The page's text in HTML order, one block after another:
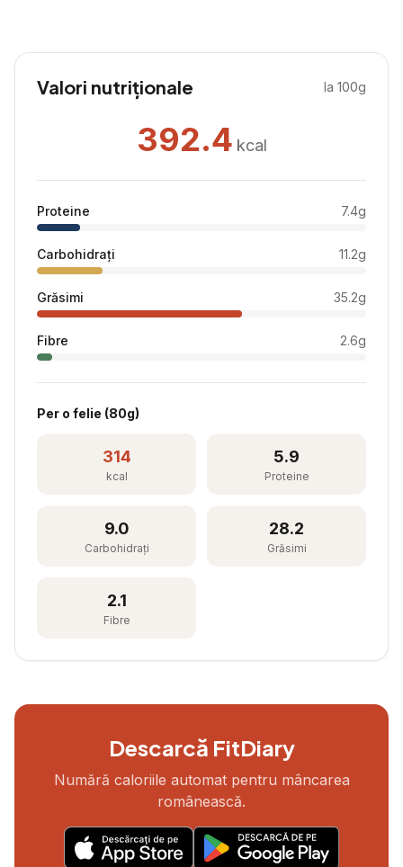
Valori nutriționale la 100g
392.4 kcal
Proteine 7.4g
Carbohidrați 11.2g
Grăsimi 35.2g
Fibre 2.6g
Per o felie (80g)
314
kcal
5.9
Proteine
9.0
Carbohidrați
28.2
Grăsimi
2.1
Fibre
Descarcă FitDiary
Numără caloriile automat pentru mâncarea
românească.